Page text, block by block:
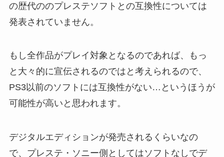
の歴代ののプレステソフトとの互換性については
発表されていません。
もし全作品がプレイ対象となるのであれば、もっ
と大々的に宣伝されるのではと考えられるので、
PS3以前のソフトには互換性がない…というほうが
可能性が高いと思われます。
デジタルエディションが発売されるくらいなの
で、プレステ・ソニー側としてはソフトなしでデ